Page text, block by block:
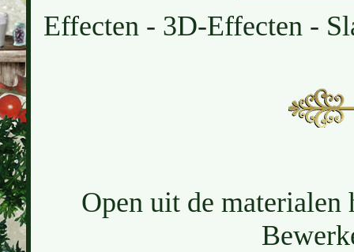
Effecten - 3D-Effecten -
Open uit de materialen